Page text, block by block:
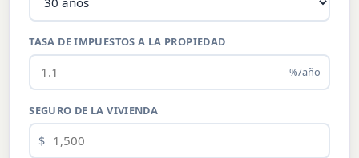
TASA DE IMPUESTOS A LA PROPIEDAD
%/año
SEGURO DE LA VIVIENDA
$